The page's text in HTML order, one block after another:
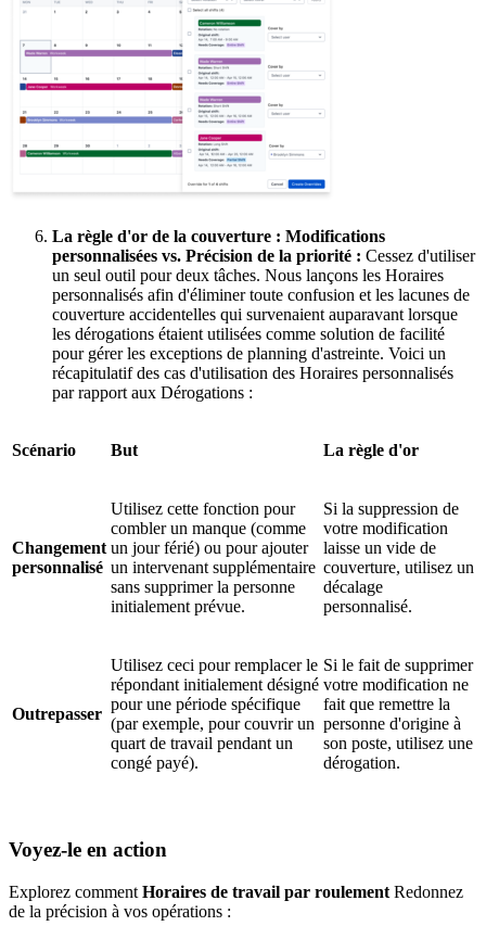
La règle d'or de la couverture : Modifications
personnalisées vs. Précision de la priorité : Cessez d'utiliser
un seul outil pour deux tâches. Nous lançons les Horaires
personnalisés afin d'éliminer toute confusion et les lacunes de
couverture accidentelles qui survenaient auparavant lorsque
les dérogations étaient utilisées comme solution de facilité
pour gérer les exceptions de planning d'astreinte. Voici un
récapitulatif des cas d'utilisation des Horaires personnalisés
par rapport aux Dérogations :
Scénario But La règle d'or
Changement
personnalisé
Utilisez cette fonction pour
combler un manque (comme
un jour férié) ou pour ajouter
un intervenant supplémentaire
sans supprimer la personne
initialement prévue.
Si la suppression de
votre modification
laisse un vide de
couverture, utilisez un
décalage
personnalisé.
Outrepasser
Utilisez ceci pour remplacer le
répondant initialement désigné
pour une période spécifique
(par exemple, pour couvrir un
quart de travail pendant un
congé payé).
Si le fait de supprimer
votre modification ne
fait que remettre la
personne d'origine à
son poste, utilisez une
dérogation.
Voyez-le en action
Explorez comment Horaires de travail par roulement Redonnez
de la précision à vos opérations :